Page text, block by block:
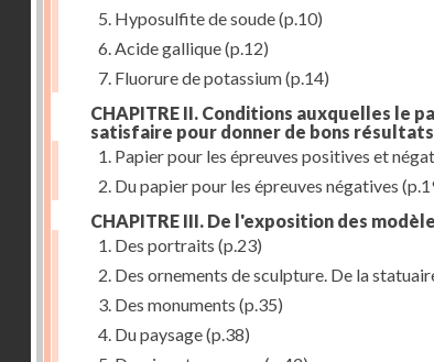
5. Hyposulfite de soude(p.10)
6. Acide gallique(p.12)
7. Fluorure de potassium(p.14)
CHAPITRE II. Conditions auxquelles le
satisfaire pour donner de bons résultats
1. Papier pour les épreuves positives et
2. Du papier pour les épreuves négatives
CHAPITRE III. De l'exposition des
1. Des portraits (p.23)
2. Des ornements de sculpture. De la
3. Des monuments (p.35)
4. Du paysage(p.38)